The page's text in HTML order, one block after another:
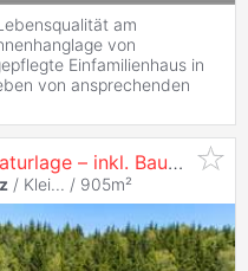
am
von
Einfamilienhaus in
von ansprechenden
Baugrundstück in sonniger Naturlage – inkl. Baugenehmigung für ein modernes Eigenheim
/ Klei... / 905m²